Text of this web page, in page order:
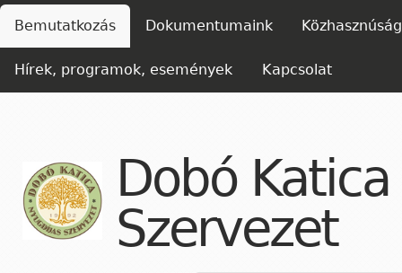
FŐMENÜ
Bemutatkozás Dokumentumaink
Hírek, programok, események Kapcsolat
Dobó
Szervezet